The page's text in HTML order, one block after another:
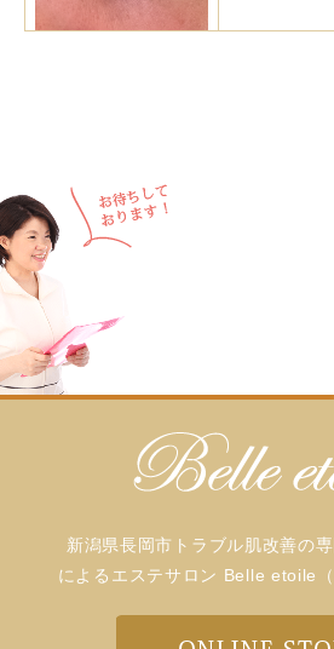
新潟県長岡市トラブル肌改善の専
によるエステサロン Belle etoile